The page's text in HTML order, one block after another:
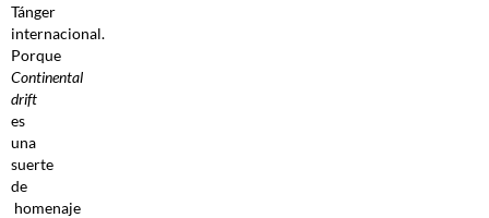
Tánger
internacional.
Porque
Continental
drift
es
una
suerte
de
homenaje